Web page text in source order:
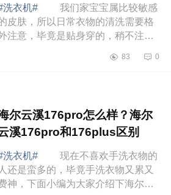
洗衣机#
我们家宝宝属比较敏感
皮肤，所以日常衣物的清洗需要格
注意，毕竟是贴身穿的，稍不注意
绍下小天鹅壁挂洗衣机哪款好用？小
83 0
尔云溪176pro怎么样？海尔
溪176pro和176plus区别
洗衣机#
现在不喜欢手洗衣物的
人还是蛮多的，毕竟手洗衣物又累又
神，下面小编为大家介绍下海尔云